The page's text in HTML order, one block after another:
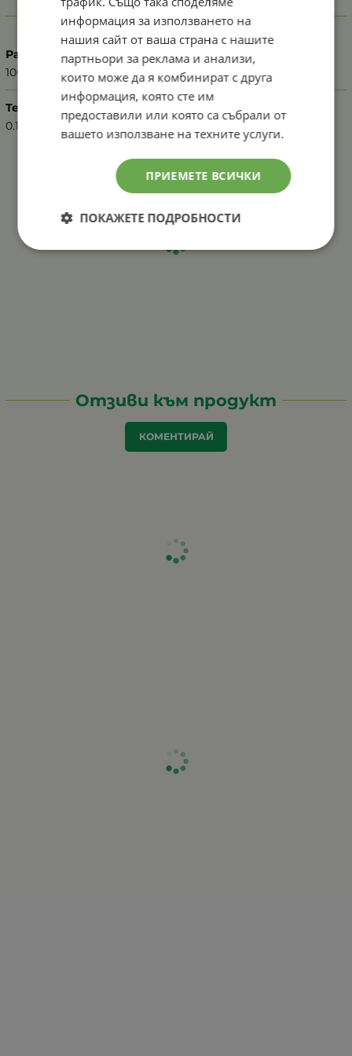
Характеристики
Разфасовка
100 мл
Тегло (кг.)
0.10
Отзиви към продукт
КОМЕНТИРАЙ
информация за използването на
нашия сайт от ваша страна с нашите
партньори за реклама и анализи,
които може да я комбинират с друга
информация, която сте им
предоставили или която са събрали от
вашето използване на техните услуги.
ПРИЕМЕТЕ ВСИЧКИ
ПОКАЖЕТЕ ПОДРОБНОСТИ